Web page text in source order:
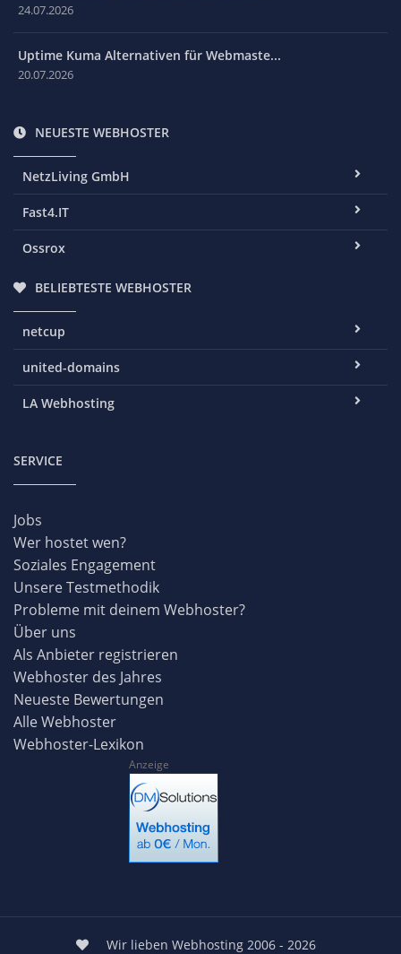
24.07.2026
Uptime Kuma Alternativen für Webmaste...
20.07.2026
NEUESTE WEBHOSTER
NetzLiving GmbH
Fast4.IT
Ossrox
BELIEBTESTE WEBHOSTER
netcup
united-domains
LA Webhosting
SERVICE
Jobs
Wer hostet wen?
Soziales Engagement
Unsere Testmethodik
Probleme mit deinem Webhoster?
Über uns
Als Anbieter registrieren
Webhoster des Jahres
Neueste Bewertungen
Alle Webhoster
Webhoster-Lexikon
Anzeige
Wir lieben Webhosting 2006 - 2026